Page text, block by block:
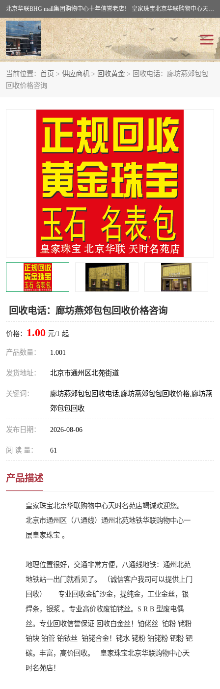
北京华联BHG mall集团购物中心十年信誉老店！ 皇家珠宝北京华联购物中心天时名苑店竭诚欢迎您。 北京市通州区（八通线）通州北苑地铁华联购物中心一层皇家珠宝 北京皇家珠宝通州黄金回收黄金首饰加工店（八通线: 通州北苑地铁华联店）：通州区通州北苑地铁华联购物中心一层皇家珠宝。
当前位置： 首页 > 供应商机 > 回收黄金 > 回收电话：廊坊燕郊包包
回收价格咨询
回收电话：廊坊燕郊包包回收价格咨询
价格： 1.00 元/1 起
产品数量： 1.001
发货地址： 北京市通州区北苑街道
关键词：
廊坊燕郊包包回收电话,廊坊燕郊包包回收价格,廊坊燕
郊包包回收
发布日期： 2026-08-06
阅 读 量： 61
产品描述
皇家珠宝北京华联购物中心天时名苑店竭诚欢迎您。
北京市通州区（八通线）通州北苑地铁华联购物中心一
层皇家珠宝 。
地理位置很好，交通非常方便，八通线地铁：通州北苑
地铁站一出门就看见了。 （诚信客户我司可以提供上门
回收） 专业回收金矿沙金，提纯金，工业金丝，银
焊条，银浆 。专业高价收废铂铑丝。S R B 型废电偶
丝。专业回收信誉保证 回收白金丝！铂佬丝 铂粉 铑粉
铂块 铂管 铂铱丝 铂铑合金！铑水 铑粉 铂铑粉 钯粉 钯
碳。丰富，高价回收。 皇家珠宝北京华联购物中心天
时名苑店！
回收黄金
回收钯金 回收钻石
回收翡翠玉石